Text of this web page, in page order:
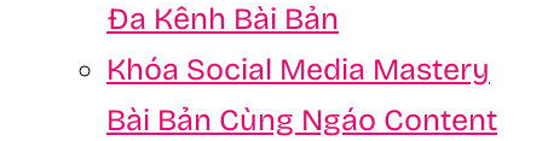
Đa Kênh Bài Bản
Khóa Social Media Mastery
Bài Bản Cùng Ngáo Content